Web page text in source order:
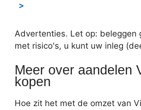
>
Advertenties. Let op: beleggen
met risico's, u kunt uw inleg
Meer over aandelen
kopen
Hoe zit het met de omzet van